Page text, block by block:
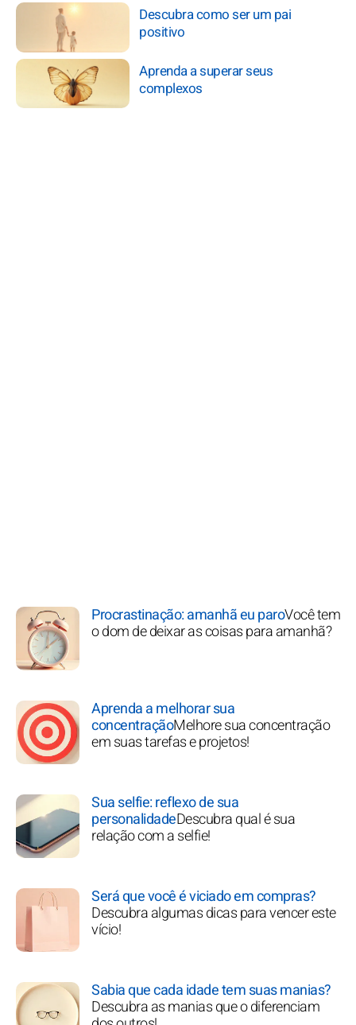
Descubra como ser um pai
positivo
Aprenda a superar seus
complexos
Procrastinação: amanhã eu paroVocê tem
o dom de deixar as coisas para amanhã?
Aprenda a melhorar sua
concentraçãoMelhore sua concentração
em suas tarefas e projetos!
Sua selfie: reflexo de sua
personalidadeDescubra qual é sua
relação com a selfie!
Será que você é viciado em compras?
Descubra algumas dicas para vencer este
vício!
Sabia que cada idade tem suas manias?
Descubra as manias que o diferenciam